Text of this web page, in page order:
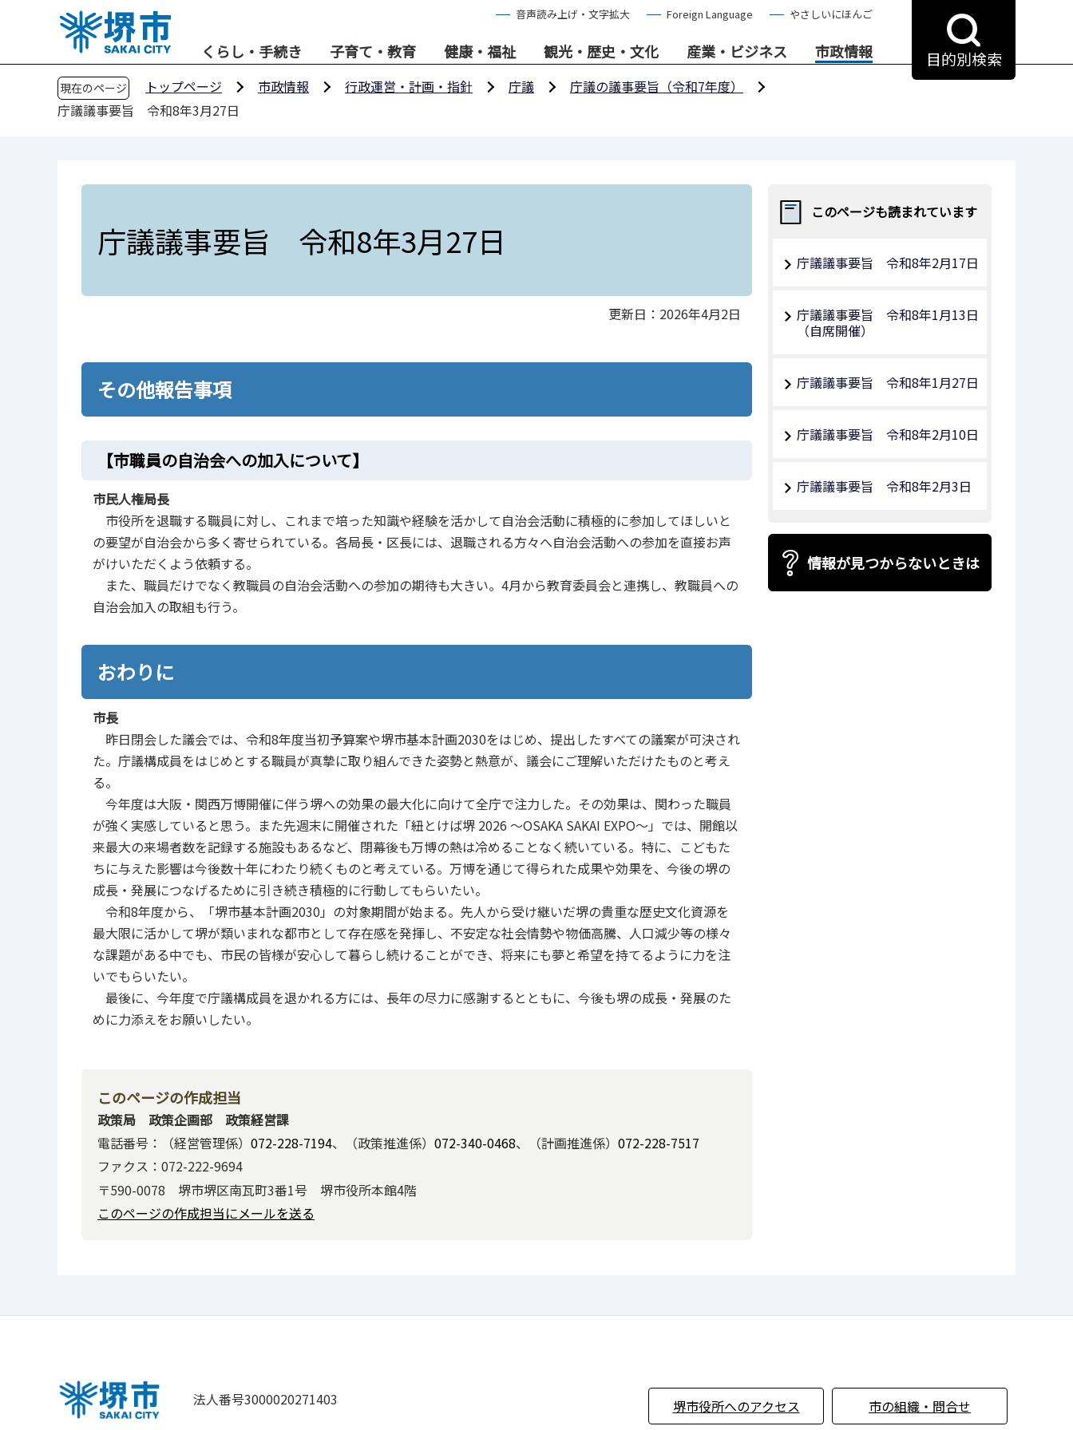
音声読み上げ・文字拡大 Foreign Language やさしいにほんご
くらし・手続き 子育て・教育 健康・福祉 観光・歴史・文化 産業・ビジネス 市政情報 目的別検索
現在のページ トップページ 市政情報 行政運営・計画・指針 庁議
庁議の議事要旨（令和7年度）
庁議議事要旨 令和8年3月27日
庁議議事要旨 令和8年3月27日
更新日：2026年4月2日
その他報告事項
【市職員の自治会への加入について】
市民人権局長
市役所を退職する職員に対し、これまで培った知識や経験を活かして自治会活動に積極的に参加してほしいと
の要望が自治会から多く寄せられている。各局長・区長には、退職される方々へ自治会活動への参加を直接お声
がけいただくよう依頼する。
また、職員だけでなく教職員の自治会活動への参加の期待も大きい。4月から教育委員会と連携し、教職員への
自治会加入の取組も行う。
おわりに
市長
昨日閉会した議会では、令和8年度当初予算案や堺市基本計画2030をはじめ、提出したすべての議案が可決され
た。庁議構成員をはじめとする職員が真摯に取り組んできた姿勢と熱意が、議会にご理解いただけたものと考え
る。
今年度は大阪・関西万博開催に伴う堺への効果の最大化に向けて全庁で注力した。その効果は、関わった職員
が強く実感していると思う。また先週末に開催された「紐とけば堺 2026 ～OSAKA SAKAI EXPO～」では、開館以
来最大の来場者数を記録する施設もあるなど、閉幕後も万博の熱は冷めることなく続いている。特に、こどもた
ちに与えた影響は今後数十年にわたり続くものと考えている。万博を通じて得られた成果や効果を、今後の堺の
成長・発展につなげるために引き続き積極的に行動してもらいたい。
令和8年度から、「堺市基本計画2030」の対象期間が始まる。先人から受け継いだ堺の貴重な歴史文化資源を
最大限に活かして堺が類いまれな都市として存在感を発揮し、不安定な社会情勢や物価高騰、人口減少等の様々
な課題がある中でも、市民の皆様が安心して暮らし続けることができ、将来にも夢と希望を持てるように力を注
いでもらいたい。
最後に、今年度で庁議構成員を退かれる方には、長年の尽力に感謝するとともに、今後も堺の成長・発展のた
めに力添えをお願いしたい。
このページの作成担当
政策局 政策企画部 政策経営課
電話番号：（経営管理係） 072-228-7194、（政策推進係） 072-340-0468、（計画推進係） 072-228-7517
ファクス：072-222-9694
〒590-0078 堺市堺区南瓦町3番1号 堺市役所本館4階
このページの作成担当にメールを送る
このページも読まれています
庁議議事要旨 令和8年2月17日
庁議議事要旨 令和8年1月13日
（自席開催）
庁議議事要旨 令和8年1月27日
庁議議事要旨 令和8年2月10日
庁議議事要旨 令和8年2月3日
情報が見つからないときは
法人番号3000020271403 堺市役所へのアクセス 市の組織・問合せ